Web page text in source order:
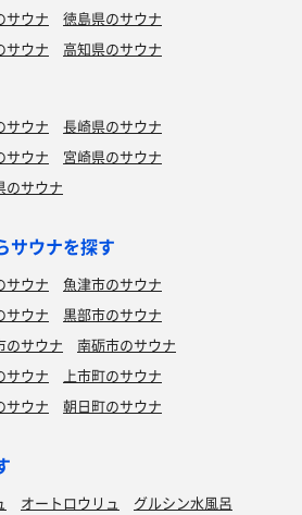
サウナ
徳島県のサウナ
サウナ 高知県のサウナ
サウナ
長崎県のサウナ
サウナ
宮崎県のサウナ
のサウナ
サウナを探す
サウナ
魚津市のサウナ
サウナ
黒部市のサウナ
のサウナ
南砺市のサウナ
サウナ
上市町のサウナ
サウナ 朝日町のサウナ
オートロウリュ
グルシン水風呂